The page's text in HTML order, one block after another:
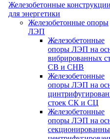
Железобетонные
для энергетики
Железобетонные опоры
ЛЭП
Железобетонные
опоры ЛЭП на
вибрированных
СВ и СНВ
Железобетонные
опоры ЛЭП на
стоек СК и СЦ
Железобетонные
опоры ЛЭП на